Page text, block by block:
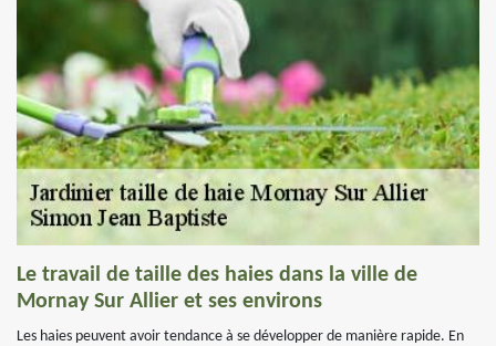
Le travail de taille des haies dans la ville de
Mornay Sur Allier et ses environs
Les haies peuvent avoir tendance à se développer de manière rapide. En